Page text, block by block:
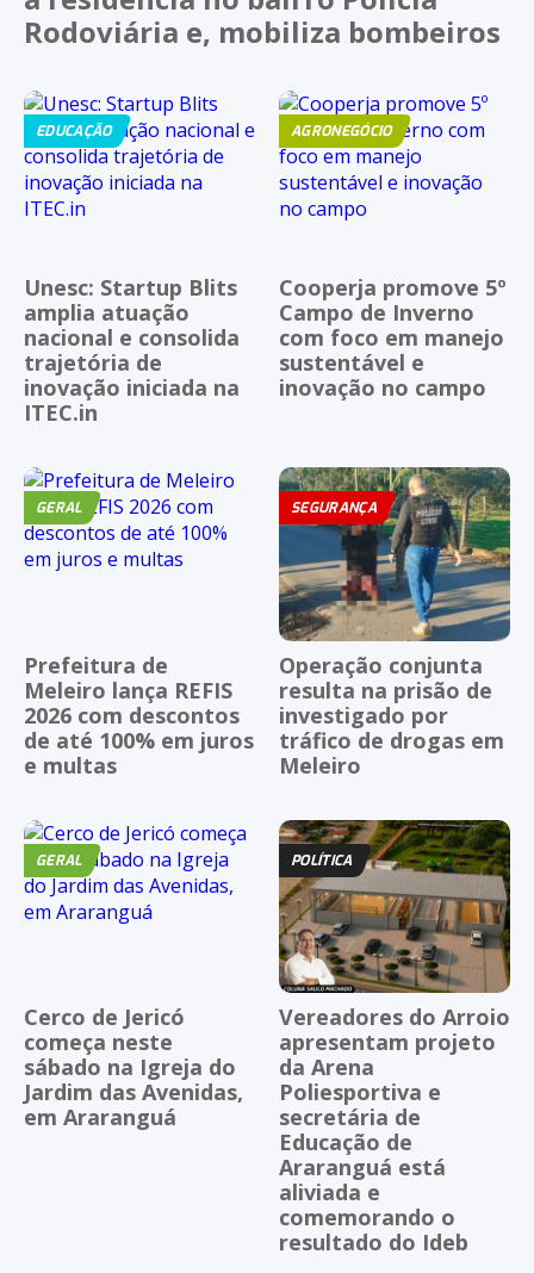
Rodoviária e, mobiliza bombeiros
EDUCAÇÃO
Unesc: Startup Blits
amplia atuação
nacional e consolida
trajetória de
inovação iniciada na
ITEC.in
AGRONEGÓCIO
Cooperja promove 5º
Campo de Inverno
com foco em manejo
sustentável e
inovação no campo
GERAL
Prefeitura de
Meleiro lança REFIS
2026 com descontos
de até 100% em juros
e multas
SEGURANÇA
Operação conjunta
resulta na prisão de
investigado por
tráfico de drogas em
Meleiro
GERAL
Cerco de Jericó
começa neste
sábado na Igreja do
Jardim das Avenidas,
em Araranguá
POLÍTICA
Vereadores do Arroio
apresentam projeto
da Arena
Poliesportiva e
secretária de
Educação de
Araranguá está
aliviada e
comemorando o
resultado do Ideb